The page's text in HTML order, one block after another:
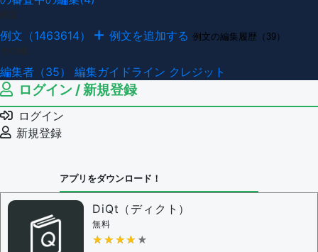
例文（1463614） 例文を追加する 例文の編集履歴（39）
編集者（35） 編集ガイドライン クレジット
ログイン / 新規登録
ログイン
新規登録
アプリをダウンロード！
DiQt（ディクト）
無料
★★★★★
★★★★★